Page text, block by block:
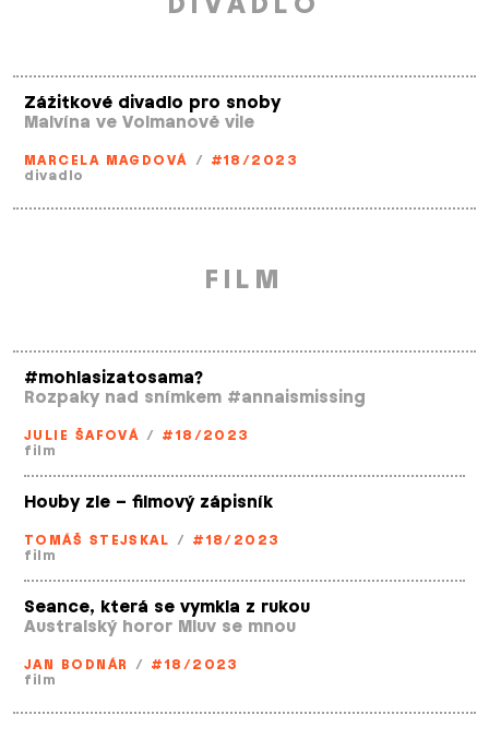
Zážitkové divadlo pro snoby
Malvína ve Volmanově vile
MARCELA MAGDOVÁ / #18/2023
divadlo
FILM
#mohlasizatosama?
Rozpaky nad snímkem #annaismissing
JULIE ŠAFOVÁ / #18/2023
film
Houby zle – filmový zápisník
TOMÁŠ STEJSKAL / #18/2023
film
Seance, která se vymkla z rukou
Australský horor Mluv se mnou
JAN BODNÁR / #18/2023
film